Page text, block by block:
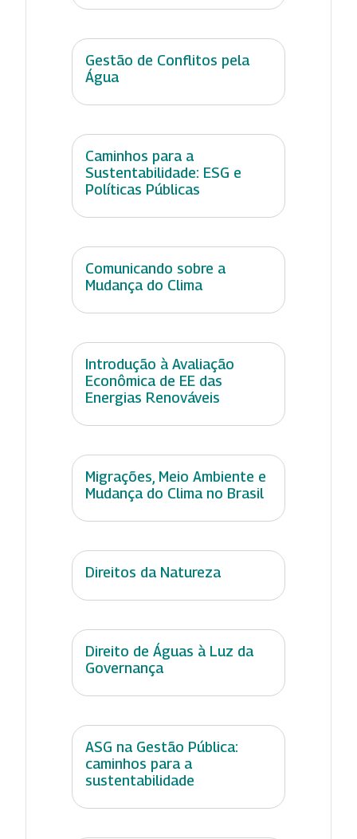
Gestão de Conflitos pela
Água
Caminhos para a
Sustentabilidade: ESG e
Políticas Públicas
Comunicando sobre a
Mudança do Clima
Introdução à Avaliação
Econômica de EE das
Energias Renováveis
Migrações, Meio Ambiente e
Mudança do Clima no Brasil
Direitos da Natureza
Direito de Águas à Luz da
Governança
ASG na Gestão Pública:
caminhos para a
sustentabilidade